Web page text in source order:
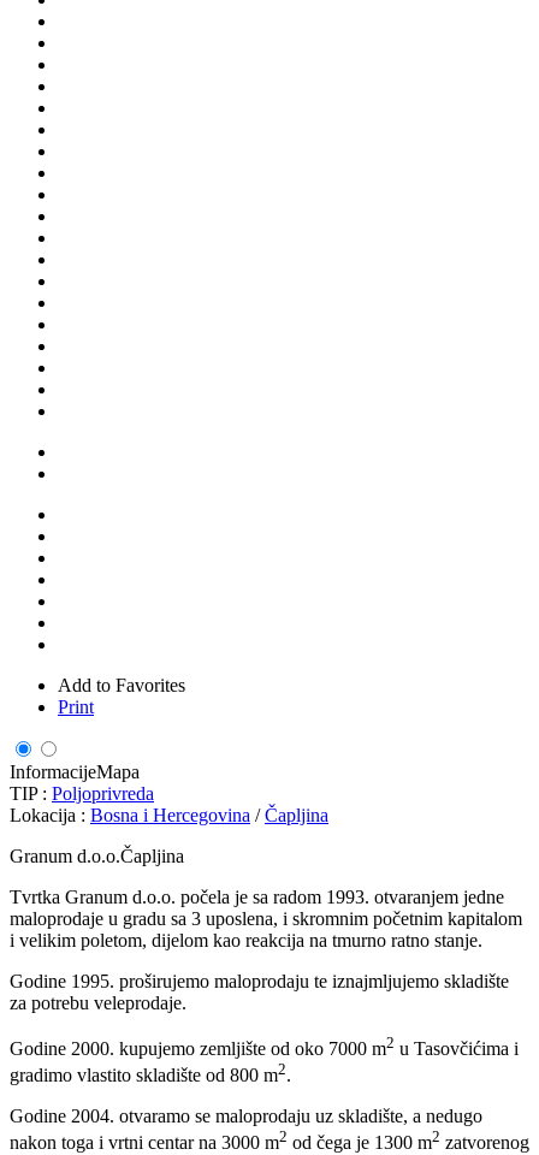
Add to Favorites
Print
InformacijeMapa
TIP : Poljoprivreda
Lokacija : Bosna i Hercegovina /Čapljina
Granum d.o.o.Čapljina
Tvrtka Granum d.o.o. počela je sa radom 1993. otvaranjem jedne
maloprodaje u gradu sa 3 uposlena, i skromnim početnim kapitalom
i velikim poletom, dijelom kao reakcija na tmurno ratno stanje.
Godine 1995. proširujemo maloprodaju te iznajmljujemo skladište
za potrebu veleprodaje.
Godine 2000. kupujemo zemljište od oko 7000 m2 u Tasovčićima i
gradimo vlastito skladište od 800 m2.
Godine 2004. otvaramo se maloprodaju uz skladište, a nedugo
nakon toga i vrtni centar na 3000 m2 od čega je 1300 m2 zatvorenog